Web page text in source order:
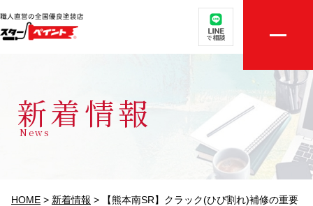
取扱メニュー
選ばれる理由
新着情報
News
HOME > 新着情報 >
【熊本南SR】クラック(ひび割れ)補修の重要